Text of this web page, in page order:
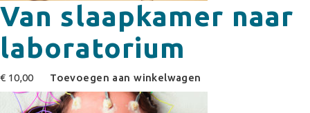
Van slaapkamer naar
laboratorium
€ 10,00 Toevoegen aan winkelwagen